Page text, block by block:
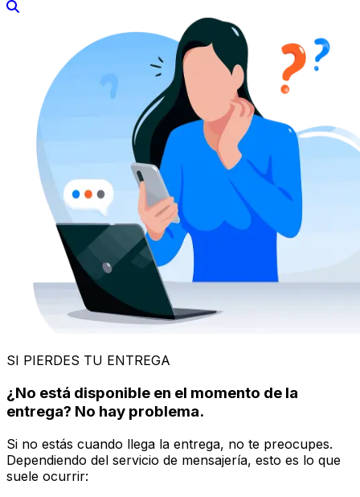
SI PIERDES TU ENTREGA
¿No está disponible en el momento de la
entrega? No hay problema.
Si no estás cuando llega la entrega, no te preocupes.
Dependiendo del servicio de mensajería, esto es lo que
suele ocurrir:
•
Se realiza un intento de entrega
. Si nadie está
disponible, el paquete puede ir a un punto de
recogida cercano (PUDO) o se puede hacer un
segundo intento.
¿Dirección incorrecta?Solo se intentará un
segundo intento si se proporciona una dirección
actualizada.
Los paquetes permanecen en el almacén del
mensajero o en el punto de recogida durante 5
. Si no se recogen, se devuelven al remitente.
En el improbable caso de un intento de entrega fallido,
realizará un segundo intento o a dónde se ha redirigido
el paquete.